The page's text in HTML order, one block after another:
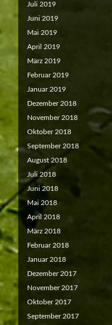
Juli 2019
Juni 2019
Mai 2019
April 2019
März 2019
Februar 2019
Januar 2019
Dezember 2018
November 2018
Oktober 2018
September 2018
August 2018
Juli 2018
Juni 2018
Mai 2018
April 2018
März 2018
Februar 2018
Januar 2018
Dezember 2017
November 2017
Oktober 2017
September 2017